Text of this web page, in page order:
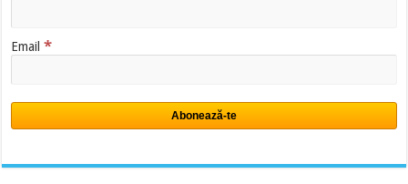
Email*